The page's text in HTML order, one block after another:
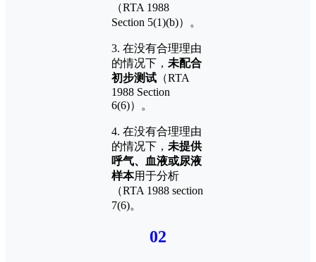
（RTA 1988
Section 5(1)(b)）。
3. 在没有合理理由
的情况下， 未配合
初步测试 （RTA
1988 Section
6(6)）。
4. 在没有合理理由
的情况下， 未提供
呼气、血液或尿液
样本用于分析
（RTA 1988 section
7(6)。
02